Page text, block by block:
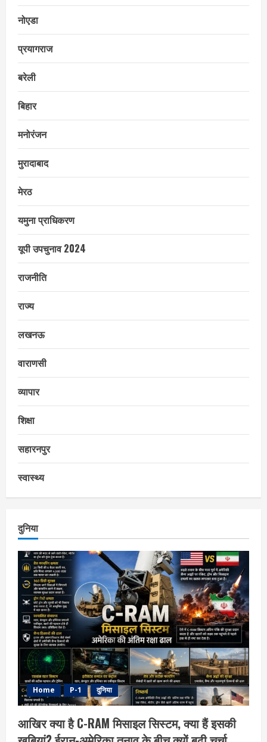
नोएडा
प्रयागराज
बरेली
बिहार
मनोरंजन
मुरादाबाद
मेरठ
यमुना प्राधिकरण
यूपी उपचुनाव 2024
राजनीति
राज्य
लखनऊ
वाराणसी
व्यापार
शिक्षा
सहारनपुर
स्वास्थ्य
दुनिया
Home P-1 दुनिया
आखिर क्या है C-RAM मिसाइल सिस्टम, क्या हैं इसकी